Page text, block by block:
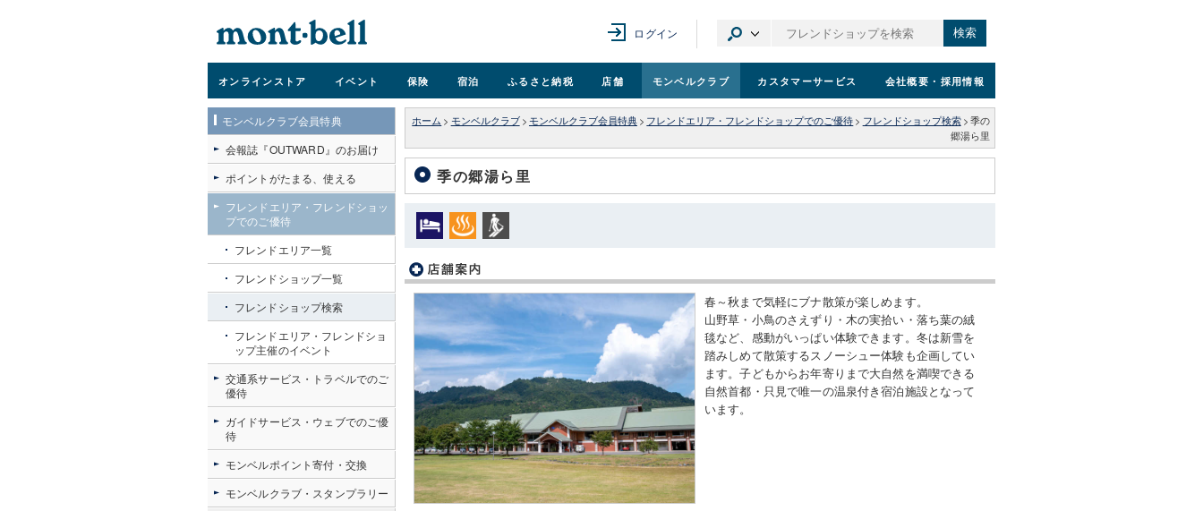
ログイン 検索
オンラインストア イベント 保険 宿泊 ふるさと納税 店舗 モンベルクラブ カスタマーサービス 会社概要 ・採用情報
ホーム > モンベルクラブ > モンベルクラブ会員特典 > フレンドエリア・フレンドショップでのご優待 > フレンドショップ検索 > 季の
郷湯ら里
季の郷湯ら里
春～秋まで気軽にブナ散策が楽しめます。
山野草・小鳥のさえずり・木の実拾い・落ち葉の絨
毯など、感動がいっぱい体験できます。冬は新雪を
踏みしめて散策するスノーシュー体験も企画してい
ます。子どもからお年寄りまで大自然を満喫できる
自然首都・只見で唯一の温泉付き宿泊施設となって
います。
モンベルクラブ会員特典
会報誌『OUTWARD』のお届け
ポイントがたまる、使える
フレンドエリア・フレンドショッ
プでのご優待
フレンドエリア一覧
フレンドショップ一覧
フレンドショップ検索
フレンドエリア・フレンドショ
ップ主催のイベント
交通系サービス・トラベルでのご
優待
ガイドサービス・ウェブでのご優
待
モンベルポイント寄付・交換
モンベルクラブ・スタンプラリー